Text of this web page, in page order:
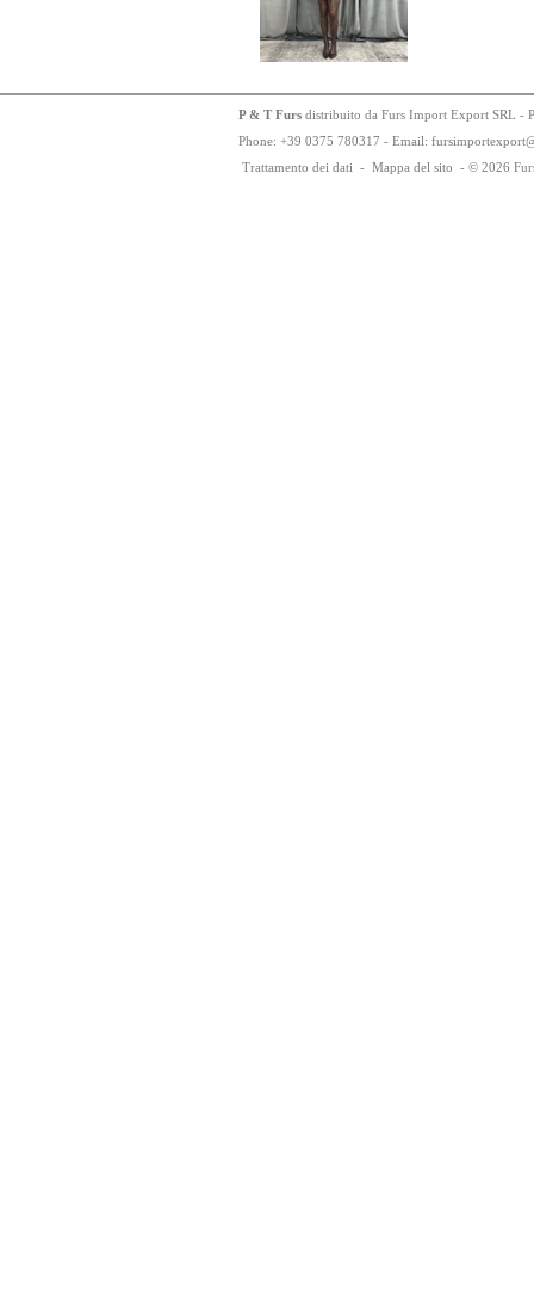
P & T Furs distribuito da Furs Import Export SRL -
Phone: +39 0375 780317 - Email: fursimportexport
Trattamento dei dati - Mappa del sito - © 2026